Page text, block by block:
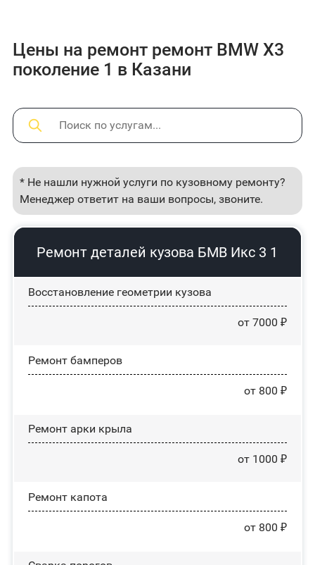
Цены на ремонт ремонт BMW X3
поколение 1 в Казани
* Не нашли нужной услуги по кузовному ремонту?
Менеджер ответит на ваши вопросы, звоните.
Ремонт деталей кузова БМВ Икс 3 1
Восстановление геометрии кузова
от 7000 ₽
Ремонт бамперов
от 800 ₽
Ремонт арки крыла
от 1000 ₽
Ремонт капота
от 800 ₽